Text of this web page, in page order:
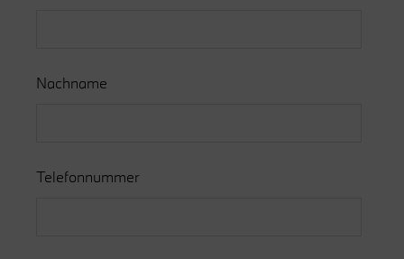
Nachname
Telefonnummer